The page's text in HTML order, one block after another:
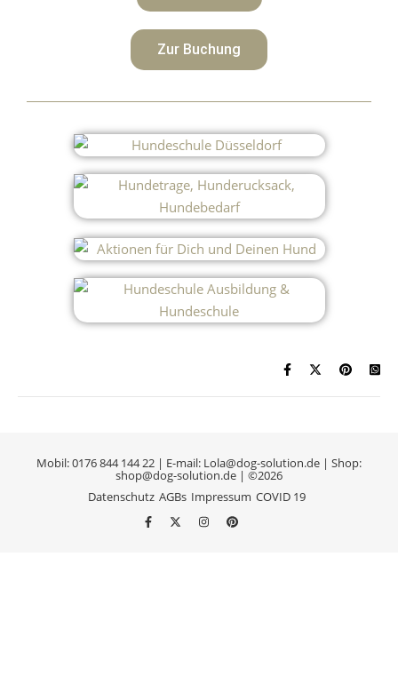
Zur Buchung
Mobil: 0176 844 144 22 | E-mail: Lola@dog-solution.de | Shop:
shop@dog-solution.de | ©2026
Datenschutz AGBs Impressum COVID 19